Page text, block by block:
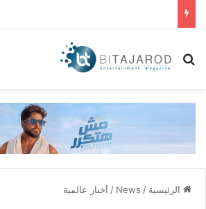
بحث عن
الرئيسية /
News
/ أخبار عالمية